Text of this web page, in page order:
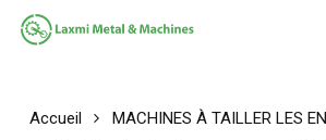
Passer
Accueil
MACHINES À TAILLER LES